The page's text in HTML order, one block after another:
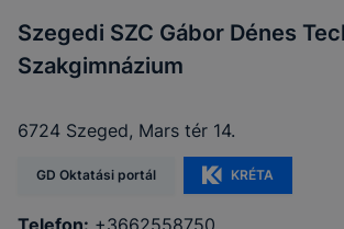
Szegedi SZC Gábor Dénes
Szakgimnázium
6724 Szeged, Mars tér 14.
GD Oktatási portál KRÉTA
Telefon: +3662558750